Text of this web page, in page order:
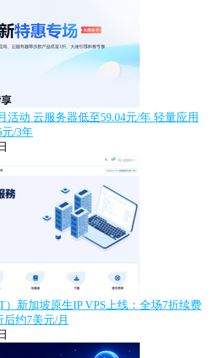
活动 云服务器低至59.04元/年 轻量应用
/3年
新加坡原生IP VPS上线：全场7折续费
后约7美元/月